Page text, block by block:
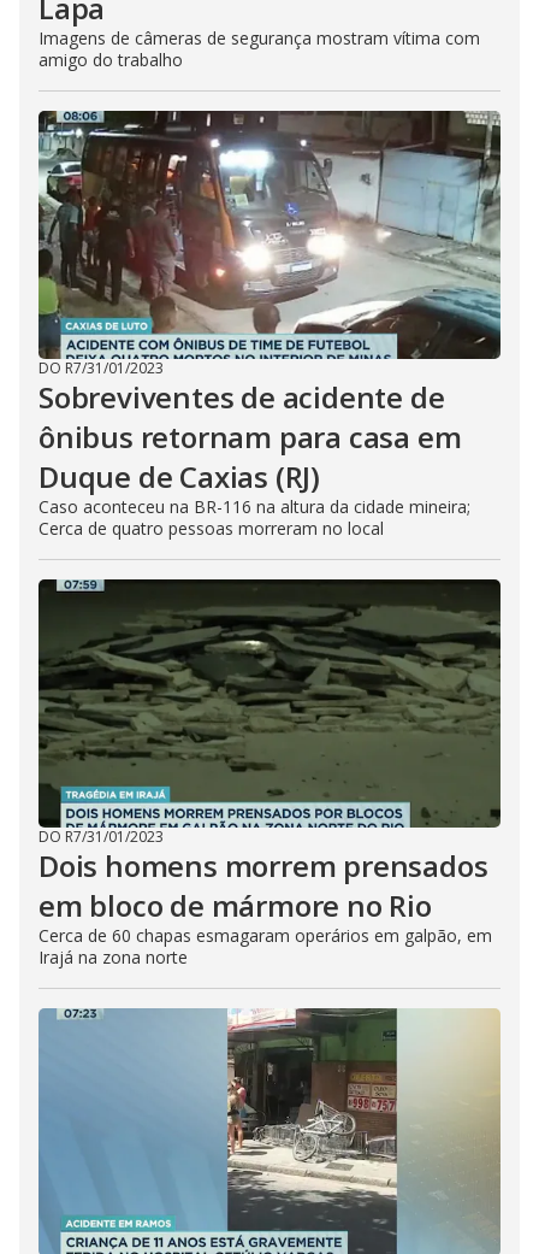
Imagens de câmeras de segurança mostram vítima com
amigo do trabalho
DO R7/31/01/2023
Sobreviventes de acidente de
ônibus retornam para casa em
Duque de Caxias (RJ)
Caso aconteceu na BR-116 na altura da cidade mineira;
Cerca de quatro pessoas morreram no local
DO R7/31/01/2023
Dois homens morrem prensados
em bloco de mármore no Rio
Cerca de 60 chapas esmagaram operários em galpão, em
Irajá na zona norte